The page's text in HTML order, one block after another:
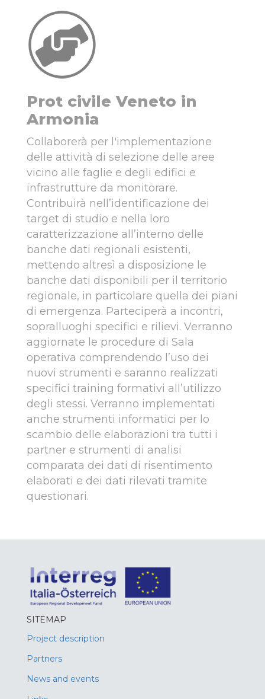
Prot civile Veneto in
Armonia
Collaborerà per l'implementazione
delle attività di selezione delle aree
vicino alle faglie e degli edifici e
infrastrutture da monitorare.
Contribuirà nell’identificazione dei
target di studio e nella loro
caratterizzazione all’interno delle
banche dati regionali esistenti,
mettendo altresì a disposizione le
banche dati disponibili per il territorio
regionale, in particolare quella dei piani
di emergenza. Parteciperà a incontri,
sopralluoghi specifici e rilievi. Verranno
aggiornate le procedure di Sala
operativa comprendendo l’uso dei
nuovi strumenti e saranno realizzati
specifici training formativi all’utilizzo
degli stessi. Verranno implementati
anche strumenti informatici per lo
scambio delle elaborazioni tra tutti i
partner e strumenti di analisi
comparata dei dati di risentimento
elaborati e dei dati rilevati tramite
questionari.
SITEMAP
Project description
Partners
News and events